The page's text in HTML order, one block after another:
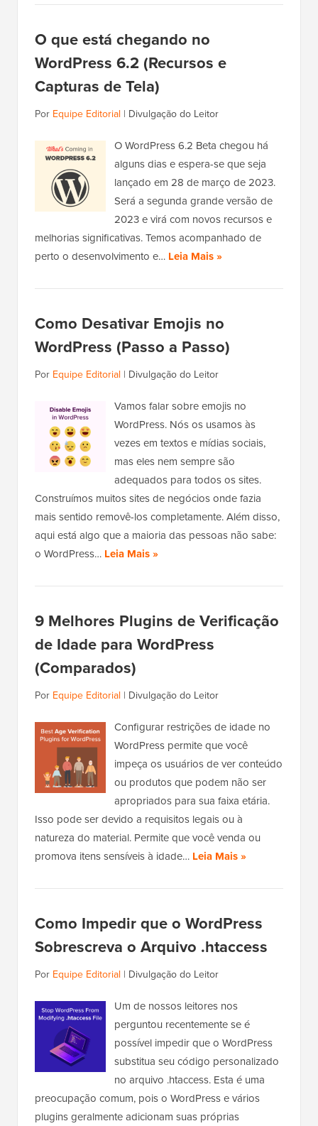
O que está chegando no
WordPress 6.2 (Recursos e
Capturas de Tela)
Por Equipe Editorial | Divulgação do Leitor
O WordPress 6.2 Beta chegou há
alguns dias e espera-se que seja
lançado em 28 de março de 2023.
Será a segunda grande versão de
2023 e virá com novos recursos e
melhorias significativas. Temos acompanhado de
perto o desenvolvimento e… Leia Mais »
Como Desativar Emojis no
WordPress (Passo a Passo)
Por Equipe Editorial | Divulgação do Leitor
Vamos falar sobre emojis no
WordPress. Nós os usamos às
vezes em textos e mídias sociais,
mas eles nem sempre são
adequados para todos os sites.
Construímos muitos sites de negócios onde fazia
mais sentido removê-los completamente. Além disso,
aqui está algo que a maioria das pessoas não sabe:
o WordPress… Leia Mais »
9 Melhores Plugins de Verificação
de Idade para WordPress
(Comparados)
Por Equipe Editorial | Divulgação do Leitor
Configurar restrições de idade no
WordPress permite que você
impeça os usuários de ver conteúdo
ou produtos que podem não ser
apropriados para sua faixa etária.
Isso pode ser devido a requisitos legais ou à
natureza do material. Permite que você venda ou
promova itens sensíveis à idade… Leia Mais »
Como Impedir que o WordPress
Sobrescreva o Arquivo .htaccess
Por Equipe Editorial | Divulgação do Leitor
Um de nossos leitores nos
perguntou recentemente se é
possível impedir que o WordPress
substitua seu código personalizado
no arquivo .htaccess. Esta é uma
preocupação comum, pois o WordPress e vários
plugins geralmente adicionam suas próprias